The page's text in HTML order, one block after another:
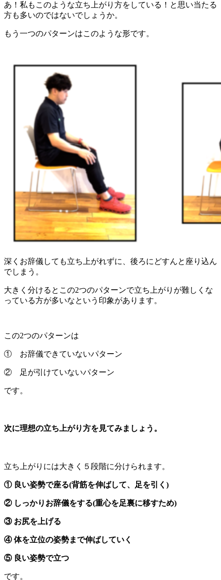
あ！私もこのような立ち上がり方をしている！と思い当たる
方も多いのではないでしょうか。
もう一つのパターンはこのような形です。
深くお辞儀しても立ち上がれずに、後ろにどすんと座り込ん
でしまう。
大きく分けるとこの2つのパターンで立ち上がりが難しくな
っている方が多いなという印象があります。
この2つのパターンは
① お辞儀できていないパターン
② 足が引けていないパターン
です。
次に理想の立ち上がり方を見てみましょう。
立ち上がりには大きく５段階に分けられます。
① 良い姿勢で座る(背筋を伸ばして、足を引く)
② しっかりお辞儀をする(重心を足裏に移すため)
③ お尻を上げる
④ 体を立位の姿勢まで伸ばしていく
⑤ 良い姿勢で立つ
です。